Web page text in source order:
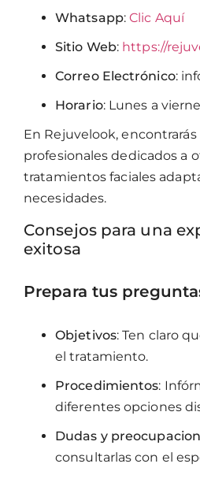
Whatsapp:Clic Aquí
Sitio Web: https://
Correo Electrónico:
Horario: Lunes a
En Rejuvelook,
profesionales dedicados a
tratamientos faciales
necesidades.
Consejos para una
exitosa
Prepara tus
Objetivos: Ten claro
el tratamiento.
Procedimientos:
diferentes opciones
Dudas y
consultarlas con el